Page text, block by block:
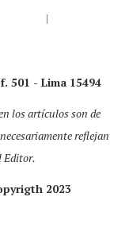
|
501 - Lima 15494
los artículos son de
reflejan
Editor.
2023